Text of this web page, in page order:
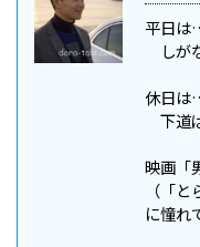
平日は
しが
休日は
下道
映画「
（「
に憧れ